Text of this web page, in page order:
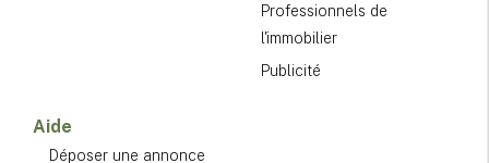
Professionnels de
l'immobilier
Publicité
Aide
Déposer une annonce